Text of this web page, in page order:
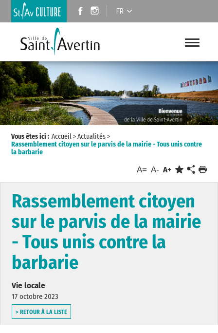
FR
Vous êtes ici : Accueil>Actualités>
Rassemblement citoyen sur le parvis de la mairie - Tous unis contre
la barbarie
A= A- A+
Rassemblement citoyen
sur le parvis de la mairie
- Tous unis contre la
barbarie
Vie locale
17 octobre 2023
> RETOUR À LA LISTE